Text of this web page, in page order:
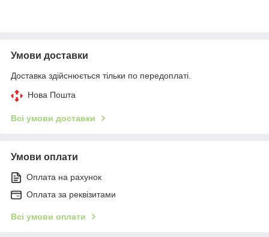
Умови доставки
Доставка здійснюється тільки по передоплаті.
Нова Пошта
Всі умови доставки
Умови оплати
Оплата на рахунок
Оплата за реквізитами
Всі умови оплати